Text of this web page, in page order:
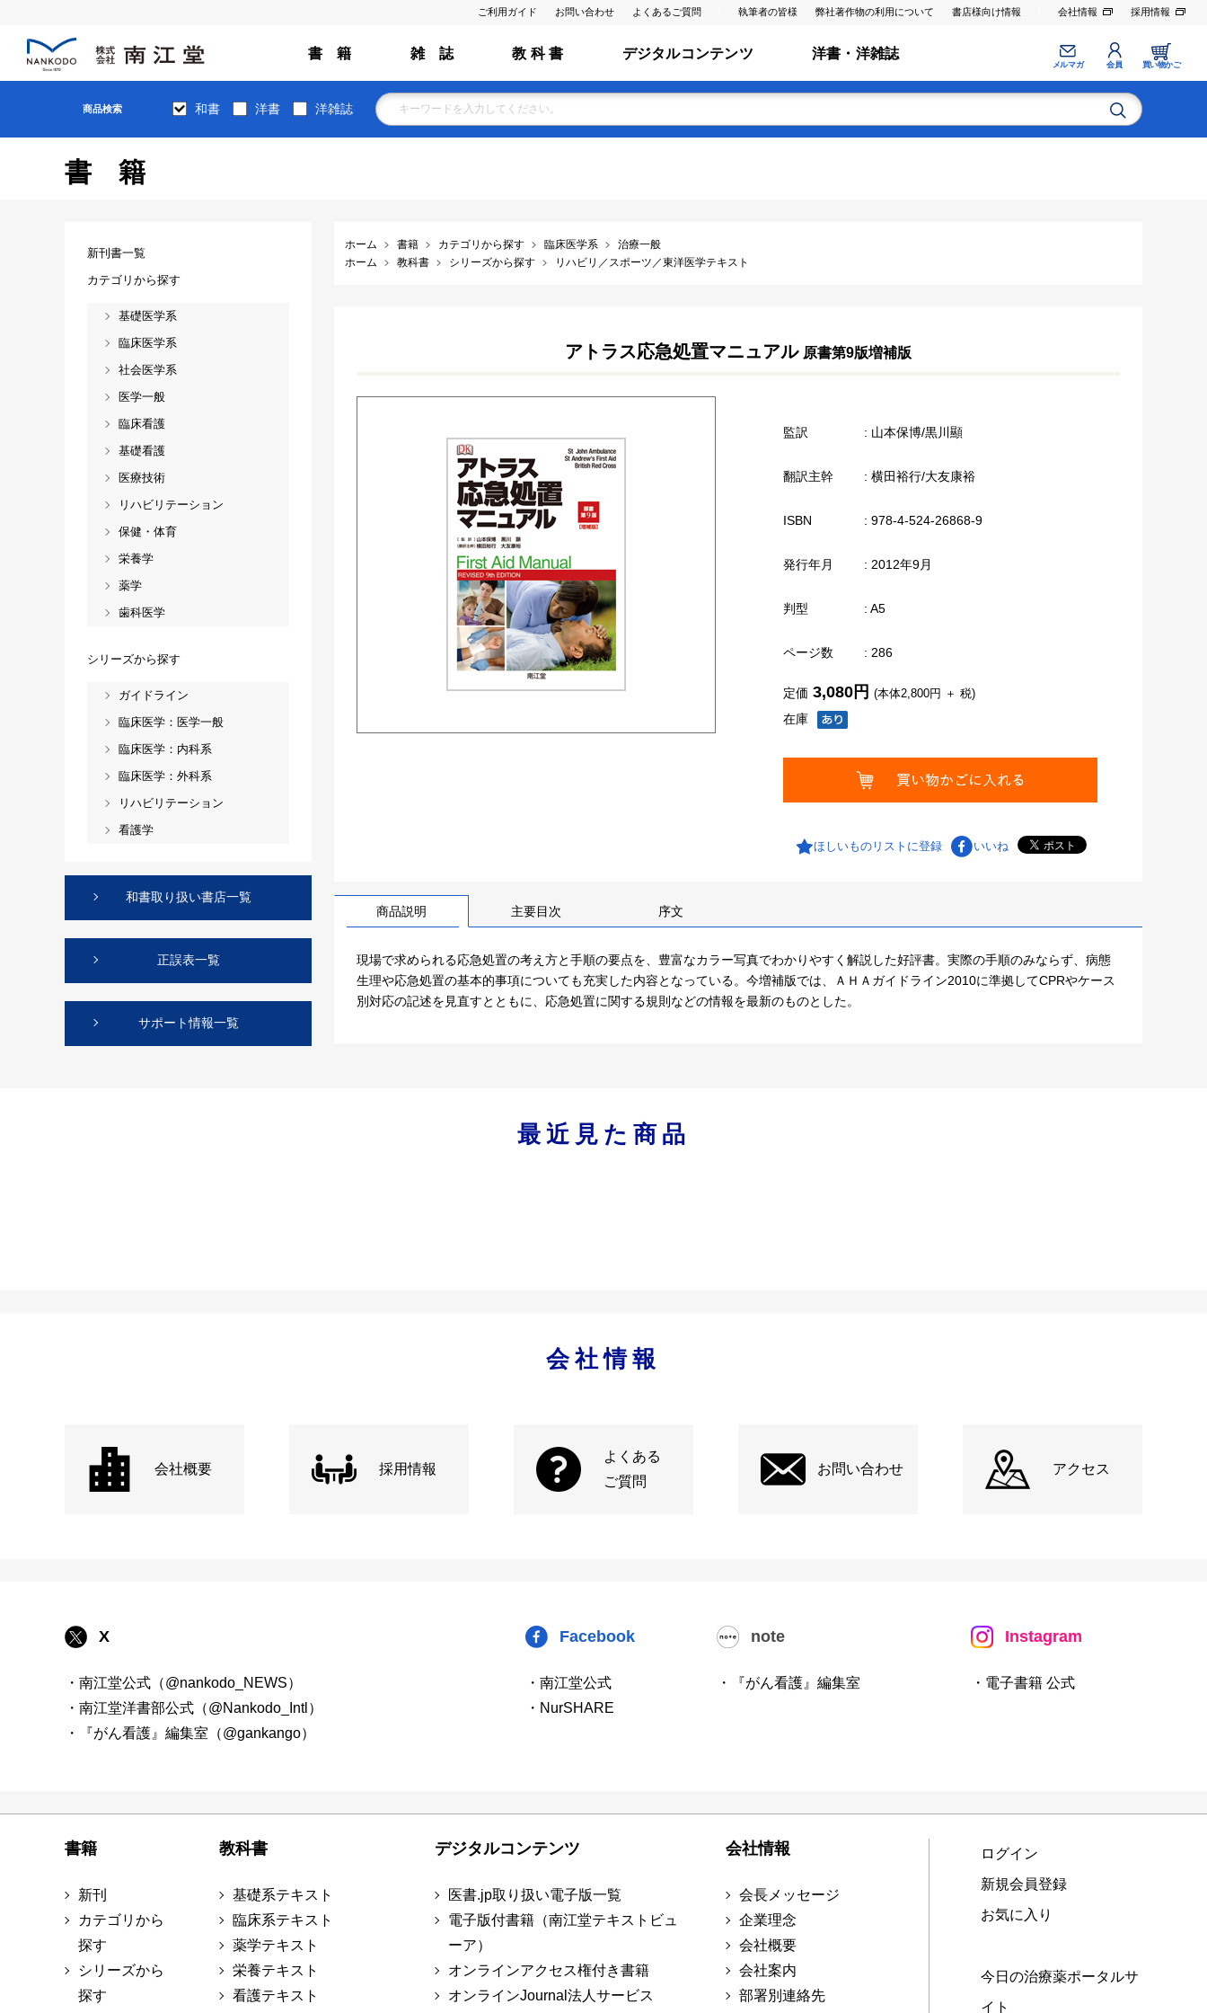
ご利用ガイド お問い合わせ よくあるご質問 執筆者の皆様 弊社著作物の利用について 書店様向け情報 会社情報 採用情報
書 籍 雑 誌 教 科 書 デジタルコンテンツ 洋書・洋雑誌
メルマガ 会員 買い物かご
商品検索 和書 洋書 洋雑誌
書籍
ホーム 書籍 カテゴリから探す 臨床医学系
治療一般
ホーム
教科書 シリーズから探す リハビリ／スポーツ／東洋医学テキスト
アトラス応急処置マニュアル 原書第9版増補版
監訳 : 山本保博/黒川顯
翻訳主幹 : 横田裕行/大友康裕
ISBN : 978-4-524-26868-9
発行年月 : 2012年9月
判型 : A5
ページ数 : 286
在庫
定価 3,080円 (本体2,800円 ＋ 税)
ほしいものリストに登録 いいね
商品説明 主要目次 序文
現場で求められる応急処置の考え方と手順の要点を、豊富なカラー写真でわかりやすく解説した好評書。実際の手順のみならず、病態
生理や応急処置の基本的事項についても充実した内容となっている。今増補版では、ＡＨＡガイドライン2010に準拠してCPRやケース
別対応の記述を見直すとともに、応急処置に関する規則などの情報を最新のものとした。
新刊書一覧
カテゴリから探す
基礎医学系
臨床医学系
社会医学系
医学一般
臨床看護
基礎看護
医療技術
リハビリテーション
保健・体育
栄養学
薬学
歯科医学
シリーズから探す
ガイドライン
臨床医学：医学一般
臨床医学：内科系
臨床医学：外科系
リハビリテーション
看護学
和書取り扱い書店一覧
正誤表一覧
サポート情報一覧
最近見た商品
会社情報
会社概要 採用情報
よくある
ご質問
お問い合わせ アクセス
X
・南江堂公式（@nankodo_NEWS）
・南江堂洋書部公式（@Nankodo_Intl）
・『がん看護』編集室（@gankango）
Facebook
・南江堂公式
・NurSHARE
note
・『がん看護』編集室
Instagram
・電子書籍 公式
書籍
新刊
カテゴリから
探す
シリーズから
探す
教科書
基礎系テキスト
臨床系テキスト
薬学テキスト
栄養テキスト
看護テキスト
デジタルコンテンツ
医書.jp取り扱い電子版一覧
電子版付書籍（南江堂テキストビュ
ーア）
オンラインアクセス権付き書籍
オンラインJournal法人サービス
会社情報
会長メッセージ
企業理念
会社概要
会社案内
部署別連絡先
ログイン
新規会員登録
お気に入り
今日の治療薬ポータルサ
イト